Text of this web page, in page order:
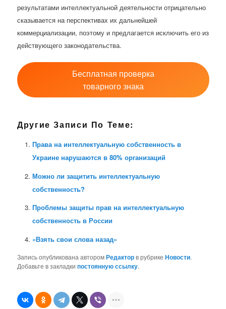
результатами интеллектуальной деятельности отрицательно
сказывается на перспективах их дальнейшей
коммерциализации, поэтому и предлагается исключить его из
действующего законодательства.
Бесплатная проверка
товарного знака
Другие Записи По Теме:
Права на интеллектуальную собственность в
Украине нарушаются в 80% организаций
Можно ли защитить интеллектуальную
собственность?
Проблемы защиты прав на интеллектуальную
собственность в России
«Взять свои слова назад»
Запись опубликована авторомРедакторв рубрикеНовости.
Добавьте в закладкипостоянную ссылку.